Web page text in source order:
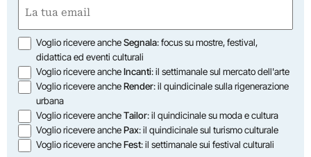
(Obbligatorio)
Opzioni
Voglio ricevere ancheSegnala: focus su mostre, festival,
didattica ed eventi culturali
Voglio ricevere ancheIncanti: il settimanale sul mercato dell'arte
Voglio ricevere ancheRender: il quindicinale sulla rigenerazione
urbana
Voglio ricevere ancheTailor: il quindicinale su moda e cultura
Voglio ricevere anchePax: il quindicinale sul turismo culturale
Voglio ricevere ancheFest: il settimanale sui festival culturali